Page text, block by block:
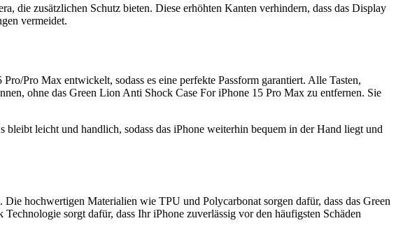
die zusätzlichen Schutz bieten. Diese erhöhten Kanten verhindern, dass das Display
vermeidet.
Pro Max entwickelt, sodass es eine perfekte Passform garantiert. Alle Tasten,
ohne das Green Lion Anti Shock Case For iPhone 15 Pro Max zu entfernen. Sie
bleibt leicht und handlich, sodass das iPhone weiterhin bequem in der Hand liegt und
hochwertigen Materialien wie TPU und Polycarbonat sorgen dafür, dass das Green
sorgt dafür, dass Ihr iPhone zuverlässig vor den häufigsten Schäden